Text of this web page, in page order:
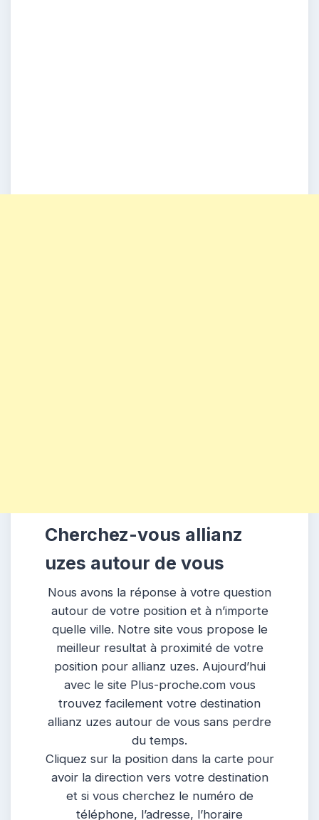
Cherchez-vous allianz
uzes autour de vous
Nous avons la réponse à votre question
autour de votre position et à n’importe
quelle ville. Notre site vous propose le
meilleur resultat à proximité de votre
position pour allianz uzes. Aujourd’hui
avec le site Plus-proche.com vous
trouvez facilement votre destination
allianz uzes autour de vous sans perdre
du temps.
Cliquez sur la position dans la carte pour
avoir la direction vers votre destination
et si vous cherchez le numéro de
téléphone, l’adresse, l’horaire